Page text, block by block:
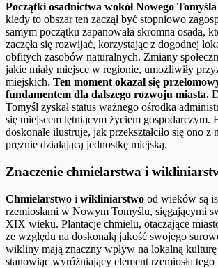
Początki osadnictwa wokół Nowego Tomyśla
kiedy to obszar ten zaczął być stopniowo
samym początku zapanowała skromna osada,
zaczęła się rozwijać, korzystając z dogodnej
obfitych zasobów naturalnych. Zmiany
jakie miały miejsce w regionie, umożliwiły
miejskich. Ten moment okazał się
fundamentem dla dalszego rozwoju miasta.
Tomyśl zyskał status ważnego ośrodka
się miejscem tętniącym życiem gospodarczym.
doskonale ilustruje, jak przekształciło się ono
prężnie działającą jednostkę miejską.
Znaczenie chmielarstwa i
Chmielarstwo i wikliniarstwo od wieków są
rzemiosłami w Nowym Tomyślu, sięgającymi
XIX wieku. Plantacje chmielu, otaczające
ze względu na doskonałą jakość swojego
wikliny mają znaczny wpływ na lokalną kulturę
stanowiąc wyróżniający element rzemiosła tego